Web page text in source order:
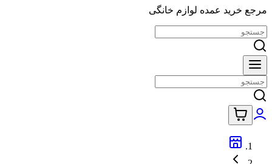
مرجع خرید عمده لوازم خانگی